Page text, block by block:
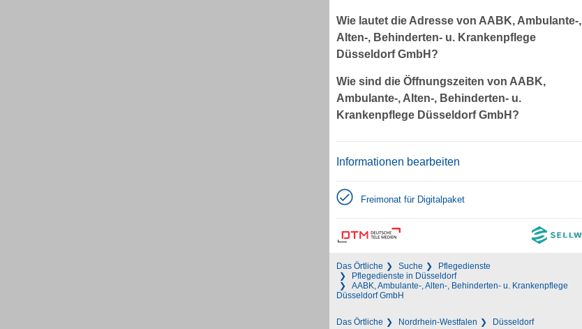
Wie lautet die Adresse von AABK, Ambulante-,
Alten-, Behinderten- u. Krankenpflege
Düsseldorf GmbH?
Wie sind die Öffnungszeiten von AABK,
Ambulante-, Alten-, Behinderten- u.
Krankenpflege Düsseldorf GmbH?
Informationen bearbeiten
Freimonat für Digitalpaket
Das Örtliche Suche
Pflegedienste
Pflegedienste in Düsseldorf
AABK, Ambulante-, Alten-, Behinderten- u. Krankenpflege
Düsseldorf GmbH
Das Örtliche Nordrhein-Westfalen Düsseldorf